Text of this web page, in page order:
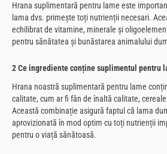
Hrana suplimentară pentru lame este
lama dvs. primește toți nutrienții necesari.
echilibrat de vitamine, minerale și
pentru sănătatea și bunăstarea animalului
2 Ce ingrediente conține suplimentul pentru
Hrana noastră suplimentară pentru lame
calitate, cum ar fi fân de înaltă calitate,
Această combinație asigură faptul că lama
aprovizionată în mod optim cu toți nutrienții
pentru o viață sănătoasă.